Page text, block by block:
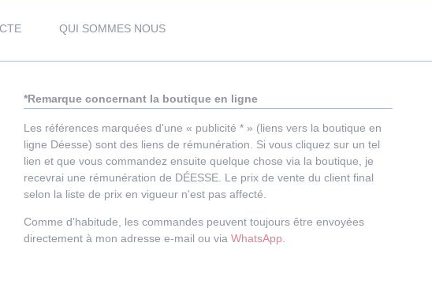
QUI SOMMES NOUS
*Remarque concernant la boutique en ligne
Les références marquées d'une « publicité * » (liens vers la boutique en
ligne Déesse) sont des liens de rémunération. Si vous cliquez sur un tel
lien et que vous commandez ensuite quelque chose via la boutique, je
recevrai une rémunération de DÉESSE. Le prix de vente du client final
selon la liste de prix en vigueur n'est pas affecté.
Comme d'habitude, les commandes peuvent toujours être envoyées
directement à mon adresse e-mail ou viaWhatsApp.